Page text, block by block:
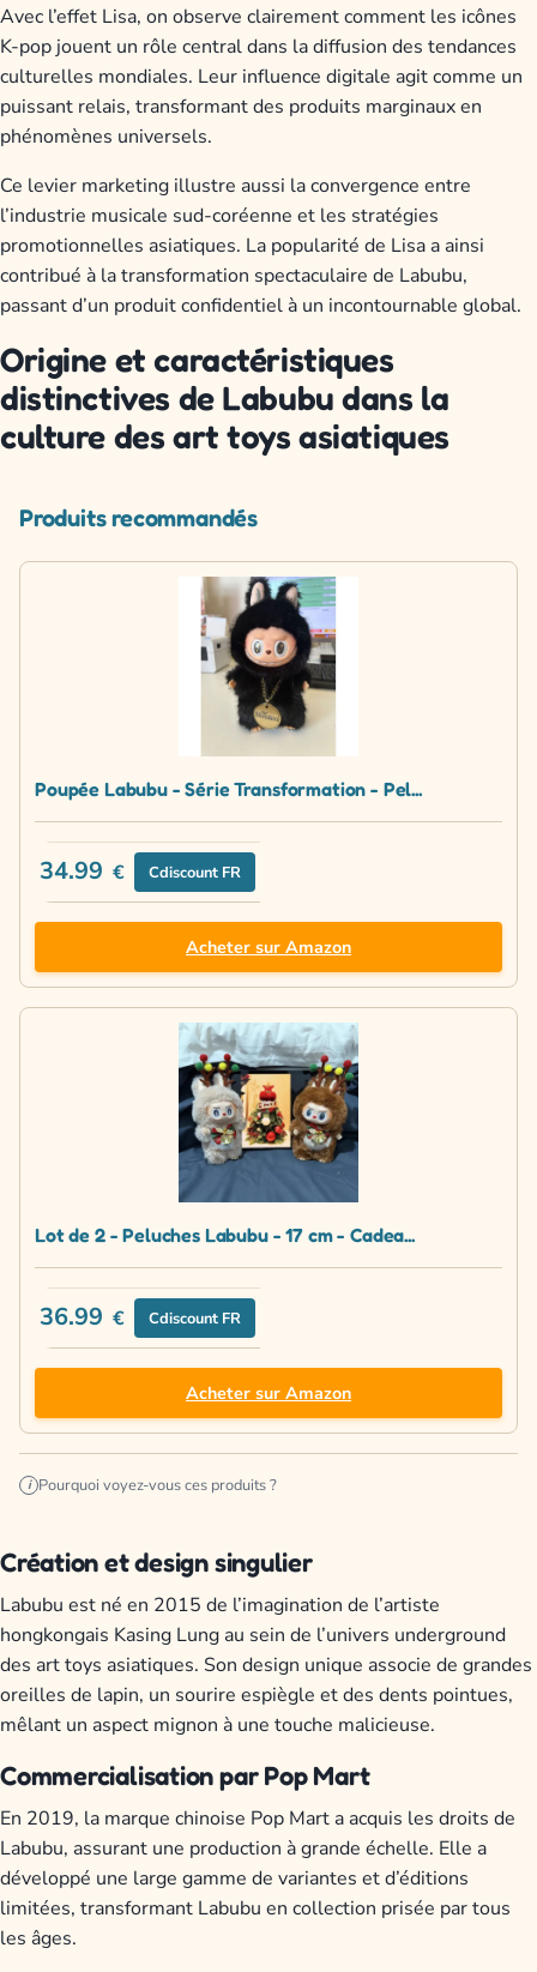
Avec l’effet Lisa, on observe clairement comment les icônes
K-pop jouent un rôle central dans la diffusion des tendances
culturelles mondiales. Leur influence digitale agit comme un
puissant relais, transformant des produits marginaux en
phénomènes universels.
Ce levier marketing illustre aussi la convergence entre
l’industrie musicale sud-coréenne et les stratégies
promotionnelles asiatiques. La popularité de Lisa a ainsi
contribué à la transformation spectaculaire de Labubu,
passant d’un produit confidentiel à un incontournable global.
Origine et caractéristiques
distinctives de Labubu dans la
culture des art toys asiatiques
Produits recommandés
Poupée Labubu - Série Transformation - Pel...
34.99 € Cdiscount FR
Acheter sur Amazon
Lot de 2 - Peluches Labubu - 17 cm - Cadea...
36.99 € Cdiscount FR
Acheter sur Amazon
i Pourquoi voyez-vous ces produits ?
Création et design singulier
Labubu est né en 2015 de l’imagination de l’artiste
hongkongais Kasing Lung au sein de l’univers underground
des art toys asiatiques. Son design unique associe de grandes
oreilles de lapin, un sourire espiègle et des dents pointues,
mêlant un aspect mignon à une touche malicieuse.
Commercialisation par Pop Mart
En 2019, la marque chinoise Pop Mart a acquis les droits de
Labubu, assurant une production à grande échelle. Elle a
développé une large gamme de variantes et d’éditions
limitées, transformant Labubu en collection prisée par tous
les âges.